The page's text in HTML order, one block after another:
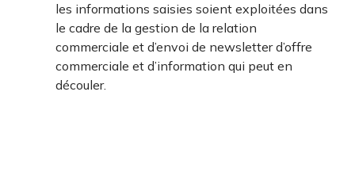
les informations saisies soient exploitées dans
le cadre de la gestion de la relation
commerciale et d’envoi de newsletter d’offre
commerciale et d’information qui peut en
découler.